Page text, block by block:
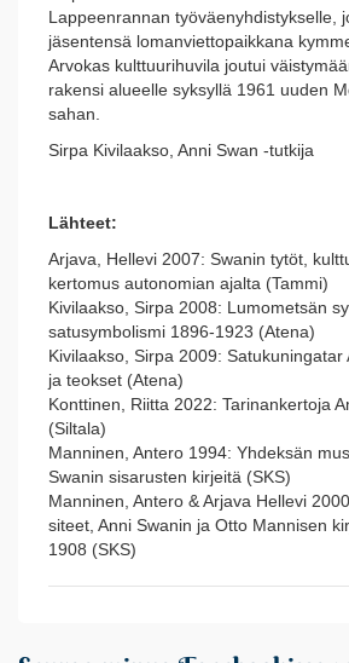
Lappeenrannan työväenyhdistykselle,
jäsentensä lomanviettopaikkana
Arvokas kulttuurihuvila joutui
rakensi alueelle syksyllä 1961 uuden
sahan.
Sirpa Kivilaakso, Anni Swan -tutkija
Lähteet:
Arjava, Hellevi 2007: Swanin tytöt,
kertomus autonomian ajalta (Tammi)
Kivilaakso, Sirpa 2008: Lumometsän
satusymbolismi 1896-1923 (Atena)
Kivilaakso, Sirpa 2009: Satukuningatar
ja teokset (Atena)
Konttinen, Riitta 2022: Tarinankertoja
(Siltala)
Manninen, Antero 1994: Yhdeksän
Swanin sisarusten kirjeitä (SKS)
Manninen, Antero & Arjava Hellevi
siteet, Anni Swanin ja Otto Mannisen
1908 (SKS)